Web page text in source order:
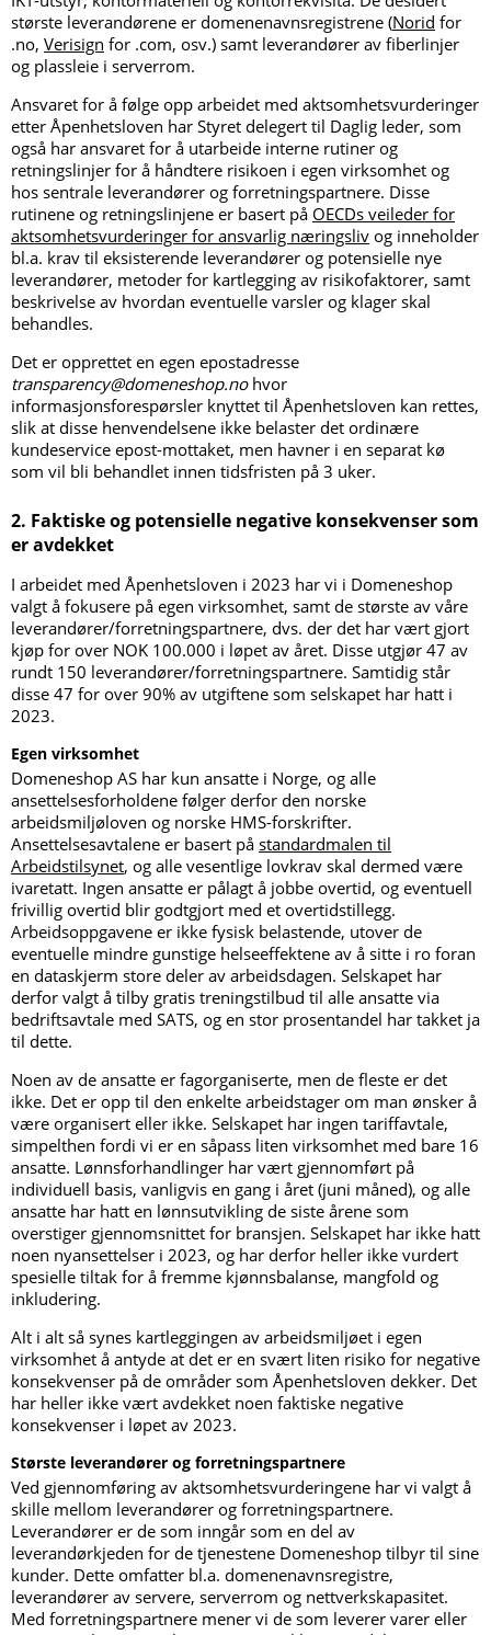
største leverandørene er domenenavnsregistrene (Norid for
.no, Verisign for .com, osv.) samt leverandører av fiberlinjer
og plassleie i serverrom.
Ansvaret for å følge opp arbeidet med aktsomhetsvurderinger
etter Åpenhetsloven har Styret delegert til Daglig leder, som
også har ansvaret for å utarbeide interne rutiner og
retningslinjer for å håndtere risikoen i egen virksomhet og
hos sentrale leverandører og forretningspartnere. Disse
rutinene og retningslinjene er basert på OECDs veileder for
aktsomhetsvurderinger for ansvarlig næringsliv og inneholder
bl.a. krav til eksisterende leverandører og potensielle nye
leverandører, metoder for kartlegging av risikofaktorer, samt
beskrivelse av hvordan eventuelle varsler og klager skal
behandles.
Det er opprettet en egen epostadresse
transparency@domeneshop.nohvor
informasjonsforespørsler knyttet til Åpenhetsloven kan rettes,
slik at disse henvendelsene ikke belaster det ordinære
kundeservice epost-mottaket, men havner i en separat kø
som vil bli behandlet innen tidsfristen på 3 uker.
2. Faktiske og potensielle negative konsekvenser som
er avdekket
I arbeidet med Åpenhetsloven i 2023 har vi i Domeneshop
valgt å fokusere på egen virksomhet, samt de største av våre
leverandører/forretningspartnere, dvs. der det har vært gjort
kjøp for over NOK 100.000 i løpet av året. Disse utgjør 47 av
rundt 150 leverandører/forretningspartnere. Samtidig står
disse 47 for over 90% av utgiftene som selskapet har hatt i
2023.
Egen virksomhet
Domeneshop AS har kun ansatte i Norge, og alle
ansettelsesforholdene følger derfor den norske
arbeidsmiljøloven og norske HMS-forskrifter.
Ansettelsesavtalene er basert på standardmalen til
Arbeidstilsynet, og alle vesentlige lovkrav skal dermed være
ivaretatt. Ingen ansatte er pålagt å jobbe overtid, og eventuell
frivillig overtid blir godtgjort med et overtidstillegg.
Arbeidsoppgavene er ikke fysisk belastende, utover de
eventuelle mindre gunstige helseeffektene av å sitte i ro foran
en dataskjerm store deler av arbeidsdagen. Selskapet har
derfor valgt å tilby gratis treningstilbud til alle ansatte via
bedriftsavtale med SATS, og en stor prosentandel har takket ja
til dette.
Noen av de ansatte er fagorganiserte, men de fleste er det
ikke. Det er opp til den enkelte arbeidstager om man ønsker å
være organisert eller ikke. Selskapet har ingen tariffavtale,
simpelthen fordi vi er en såpass liten virksomhet med bare 16
ansatte. Lønnsforhandlinger har vært gjennomført på
individuell basis, vanligvis en gang i året (juni måned), og alle
ansatte har hatt en lønnsutvikling de siste årene som
overstiger gjennomsnittet for bransjen. Selskapet har ikke hatt
noen nyansettelser i 2023, og har derfor heller ikke vurdert
spesielle tiltak for å fremme kjønnsbalanse, mangfold og
inkludering.
Alt i alt så synes kartleggingen av arbeidsmiljøet i egen
virksomhet å antyde at det er en svært liten risiko for negative
konsekvenser på de områder som Åpenhetsloven dekker. Det
har heller ikke vært avdekket noen faktiske negative
konsekvenser i løpet av 2023.
Største leverandører og forretningspartnere
Ved gjennomføring av aktsomhetsvurderingene har vi valgt å
skille mellom leverandører og forretningspartnere.
Leverandører er de som inngår som en del av
leverandørkjeden for de tjenestene Domeneshop tilbyr til sine
kunder. Dette omfatter bl.a. domenenavnsregistre,
leverandører av servere, serverrom og nettverkskapasitet.
Med forretningspartnere mener vi de som leverer varer eller